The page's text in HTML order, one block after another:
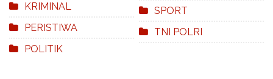
KRIMINAL
PERISTIWA
POLITIK
SPORT
TNI POLRI